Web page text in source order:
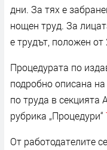
дни. За тях е
нощен труд. За
е трудът, положен от
Процедурата по
подробно описана
по труда в секцията
рубрика „Процедури“
От работодателите